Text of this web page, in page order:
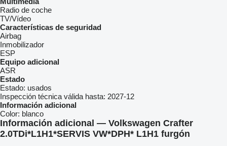
Radio de coche
TV/Vídeo
Características de seguridad
Airbag
Inmobilizador
ESP
Equipo adicional
ASR
Estado
Estado: usados
Inspección técnica válida hasta: 2027-12
Información adicional
Color: blanco
Información adicional — Volkswagen Crafter
2.0TDi*L1H1*SERVIS VW*DPH* L1H1 furgón